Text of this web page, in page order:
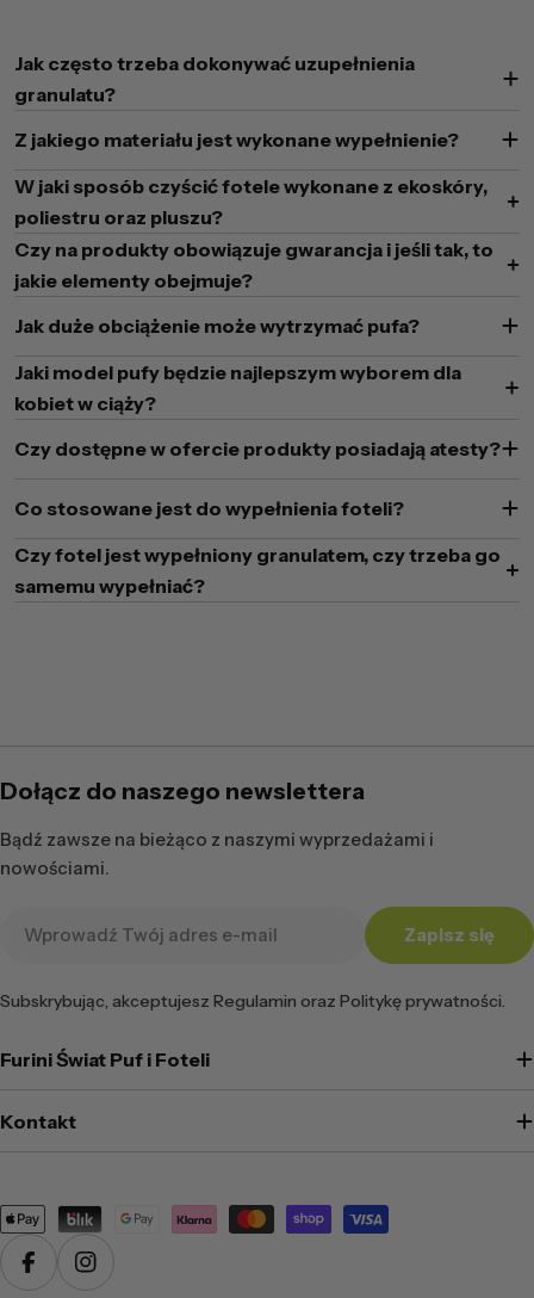
Jak często trzeba dokonywać uzupełnienia
granulatu?
Z jakiego materiału jest wykonane wypełnienie?
W jaki sposób czyścić fotele wykonane z ekoskóry,
poliestru oraz pluszu?
Czy na produkty obowiązuje gwarancja i jeśli tak, to
jakie elementy obejmuje?
Jak duże obciążenie może wytrzymać pufa?
Jaki model pufy będzie najlepszym wyborem dla
kobiet w ciąży?
Czy dostępne w ofercie produkty posiadają atesty?
Co stosowane jest do wypełnienia foteli?
Czy fotel jest wypełniony granulatem, czy trzeba go
samemu wypełniać?
Dołącz do naszego newslettera
Bądź zawsze na bieżąco z naszymi wyprzedażami i
nowościami.
Zapisz się
Subskrybując, akceptujesz Regulamin oraz Politykę prywatności.
Furini Świat Puf i Foteli
Kontakt
Metody
płatności
FacebookInstagram